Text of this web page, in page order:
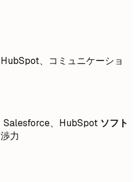
、コミュニケーショ
、HubSpot ソフト
力